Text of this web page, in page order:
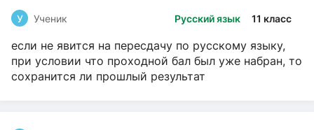
Русский язык 11 класс
У Ученик
если не явится на пересдачу по русскому языку,
при условии что проходной бал был уже набран, то
сохранится ли прошлый результат